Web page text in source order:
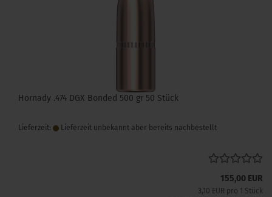
Hornady .474 DGX Bonded 500 gr 50 Stück
Lieferzeit: Lieferzeit unbekannt aber bereits nachbestellt
155,00 EUR
3,10 EUR pro 1 Stück